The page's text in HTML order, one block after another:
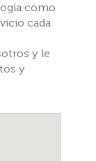
como
cada
y le
y